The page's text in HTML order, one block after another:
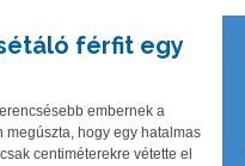
férfit egy
embernek a
megúszta, hogy egy hatalmas
centiméterekre vétette el